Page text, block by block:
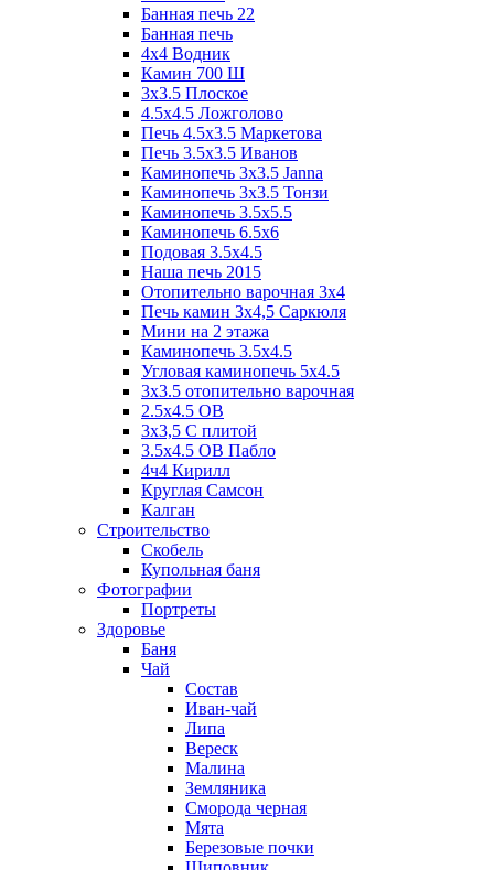
Банная печь 22
Банная печь
4х4 Водник
Камин 700 Ш
3x3.5 Плоское
4.5x4.5 Ложголово
Печь 4.5x3.5 Маркетова
Печь 3.5x3.5 Иванов
Каминопечь 3x3.5 Janna
Каминопечь 3x3.5 Тонзи
Каминопечь 3.5х5.5
Каминопечь 6.5x6
Подовая 3.5х4.5
Наша печь 2015
Отопительно варочная 3х4
Печь камин 3х4,5 Саркюля
Мини на 2 этажа
Каминопечь 3.5х4.5
Угловая каминопечь 5х4.5
3х3.5 отопительно варочная
2.5х4.5 ОВ
3х3,5 C плитой
3.5х4.5 ОВ Пабло
4ч4 Кирилл
Круглая Самсон
Калган
Строительство
Скобель
Купольная баня
Фотографии
Портреты
Здоровье
Баня
Чай
Состав
Иван-чай
Липа
Вереск
Малина
Земляника
Сморода черная
Мята
Березовые почки